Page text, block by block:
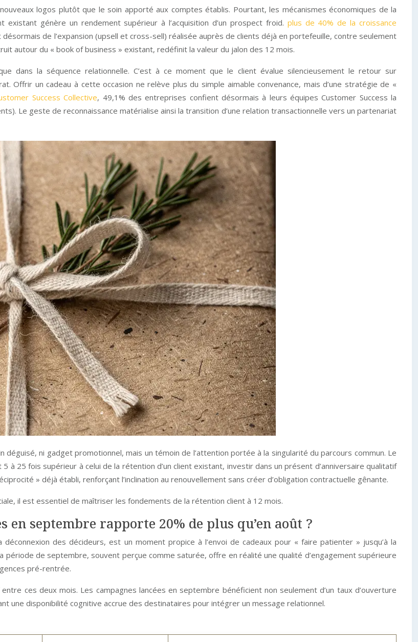
logos plutôt que le soin apporté aux comptes établis. Pourtant, les mécanismes économiques de la
génère un rendement supérieur à l’acquisition d’un prospect froid. plus de 40% de la croissance
de l’expansion (upsell et cross-sell) réalisée auprès de clients déjà en portefeuille, contre seulement
autour du « book of business » existant, redéfinit la valeur du jalon des 12 mois.
dans la séquence relationnelle. C’est à ce moment que le client évalue silencieusement le retour sur
Offrir un cadeau à cette occasion ne relève plus du simple aimable convenance, mais d’une stratégie de «
Success Collective, 49,1% des entreprises confient désormais à leurs équipes Customer Success la
Le geste de reconnaissance matérialise ainsi la transition d’une relation transactionnelle vers un partenariat
déguisé, ni gadget promotionnel, mais un témoin de l’attention portée à la singularité du parcours commun. Le
à 25 fois supérieur à celui de la rétention d’un client existant, investir dans un présent d’anniversaire qualitatif
» déjà établi, renforçant l’inclination au renouvellement sans créer d’obligation contractuelle gênante.
il est essentiel de maîtriser les fondements de la rétention client à 12 mois.
septembre rapporte 20% de plus qu’en août ?
des décideurs, est un moment propice à l’envoi de cadeaux pour « faire patienter » jusqu’à la
de septembre, souvent perçue comme saturée, offre en réalité une qualité d’engagement supérieure
pré-rentrée.
ces deux mois. Les campagnes lancées en septembre bénéficient non seulement d’un taux d’ouverture
une disponibilité cognitive accrue des destinataires pour intégrer un message relationnel.